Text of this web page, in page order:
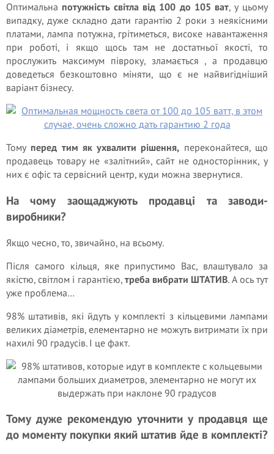
Оптимальна потужність світла від 100 до 105 ват, у цьому
випадку, дуже складно дати гарантію 2 роки з неякісними
платами, лампа потужна, грітиметься, високе навантаження
при роботі, і якщо щось там не достатньої якості, то
прослужить максимум півроку, зламається , а продавцю
доведеться безкоштовно міняти, що є не найвигідніший
варіант бізнесу.
Тому перед тим як ухвалити рішення, переконайтеся, що
продавець товару не «залітний», сайт не односторінник, у
них є офіс та сервісний центр, куди можна звернутися.
На чому заощаджують продавці та заводи-
виробники?
Якщо чесно, то, звичайно, на всьому.
Після самого кільця, яке припустимо Вас, влаштувало за
якістю, світлом і гарантією, треба вибрати ШТАТИВ. А ось тут
уже проблема…
98% штативів, які йдуть у комплекті з кільцевими лампами
великих діаметрів, елементарно не можуть витримати їх при
нахилі 90 градусів. І це факт.
Тому дуже рекомендую уточнити у продавця ще
до моменту покупки який штатив йде в комплекті?